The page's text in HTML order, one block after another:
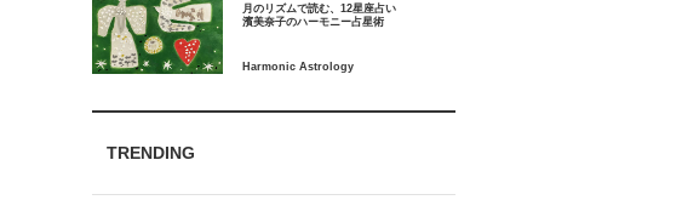
月のリズムで読む、12星座占い
TRENDING